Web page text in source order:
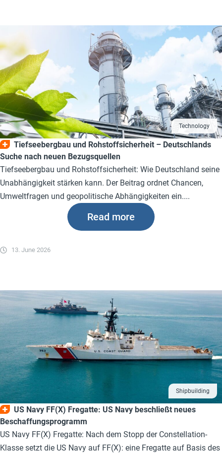
Technology
Tiefseebergbau und Rohstoffsicherheit – Deutschlands
Suche nach neuen Bezugsquellen
Tiefseebergbau und Rohstoffsicherheit: Wie Deutschland seine
Unabhängigkeit stärken kann. Der Beitrag ordnet Chancen,
Umweltfragen und geopolitische Abhängigkeiten ein....
13. June 2026
Read more
Shipbuilding
US Navy FF(X) Fregatte: US Navy beschließt neues
Beschaffungsprogramm
US Navy FF(X) Fregatte: Nach dem Stopp der Constellation-
Klasse setzt die US Navy auf FF(X): eine Fregatte auf Basis des